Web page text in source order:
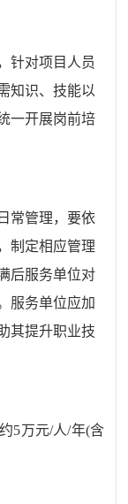
针对项目人员
知识、技能以
一开展岗前培
常管理，要依
制定相应管理
后服务单位对
服务单位应加
其提升职业技
5万元/人/年(含